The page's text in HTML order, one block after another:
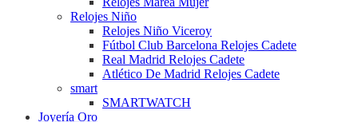
Relojes Niño
Relojes Niño Viceroy
Fútbol Club Barcelona Relojes Cadete
Real Madrid Relojes Cadete
Atlético De Madrid Relojes Cadete
smart
SMARTWATCH
Joyería Oro